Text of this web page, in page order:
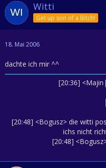
Witti
Get up son of a Bitch!
18. Mai 2006
dachte ich mir ^^
[20:36]
[20:48] <Bogusz> die witti
ichs nicht
[20:48]